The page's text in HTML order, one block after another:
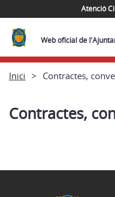
Atenció
Web oficial de
Inici Contractes,
Contractes,